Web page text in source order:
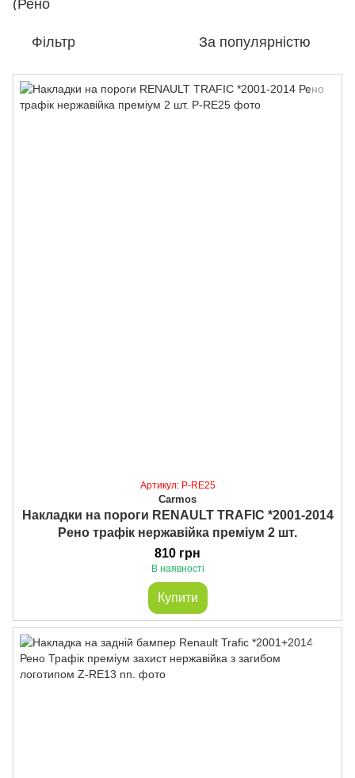
Фільтр За популярністю
Артикул: P-RE25
Carmos
Накладки на пороги RENAULT TRAFIC *2001-2014
Рено трафік нержавійка преміум 2 шт.
810 грн
В наявності
Купити